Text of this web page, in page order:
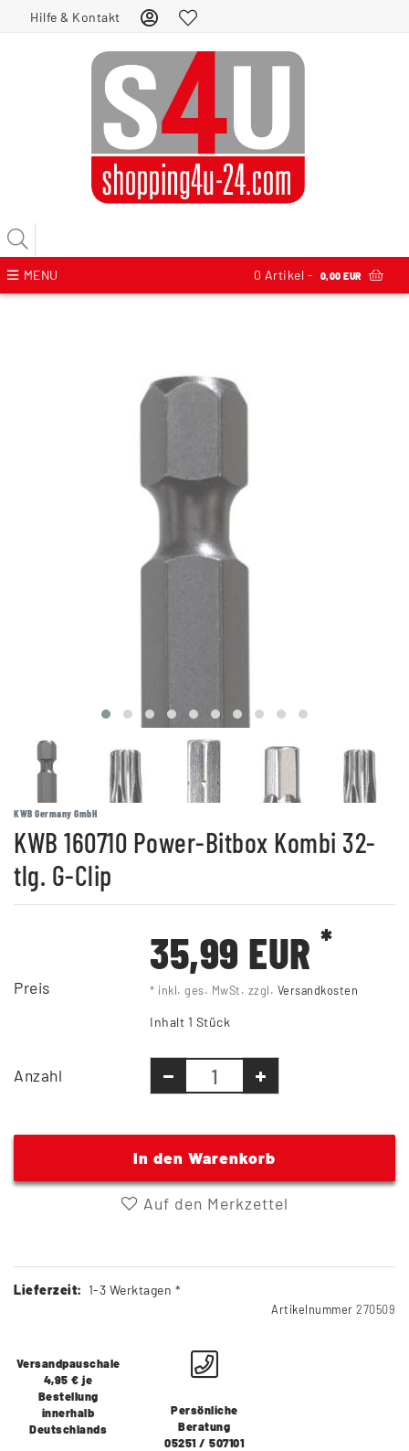
Hilfe & Kontakt
MENU 0 Artikel - 0,00 EUR
KWB Germany GmbH
KWB 160710 Power-Bitbox Kombi 32-
tlg. G-Clip
Preis
35,99 EUR*
* inkl. ges. MwSt. zzgl. Versandkosten
Inhalt 1 Stück
Anzahl
In den Warenkorb
Auf den Merkzettel
Lieferzeit: 1-3 Werktagen *
Artikelnummer 270509
Versandpauschale
4,95 € je
Bestellung
innerhalb
Deutschlands
Persönliche
Beratung
05251 / 507101